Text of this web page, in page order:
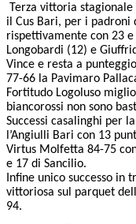
Terza vittoria
il Cus Bari, per i padroni
rispettivamente con 23
Longobardi (12) e
Vince e resta a
77-66 la Pavimaro
Fortitudo Logoluso
biancorossi non sono
Successi casalinghi per
l’Angiulli Bari con 13
Virtus Molfetta 84-75
e 17 di Sancilio.
Infine unico successo in
vittoriosa sul parquet
94.